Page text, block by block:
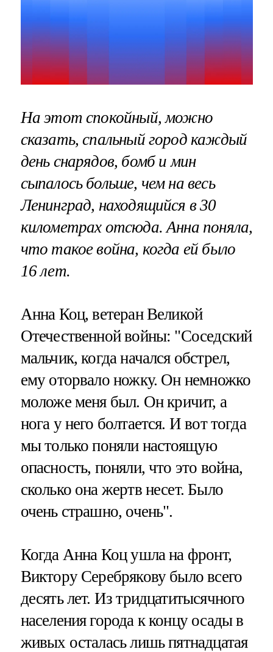
На этот спокойный, можно
сказать, спальный город каждый
день снарядов, бомб и мин
сыпалось больше, чем на весь
Ленинград, находящийся в 30
километрах отсюда. Анна поняла,
что такое война, когда ей было
16 лет.
Анна Коц, ветеран Великой
Отечественной войны: "Соседский
мальчик, когда начался обстрел,
ему оторвало ножку. Он немножко
моложе меня был. Он кричит, а
нога у него болтается. И вот тогда
мы только поняли настоящую
опасность, поняли, что это война,
сколько она жертв несет. Было
очень страшно, очень".
Когда Анна Коц ушла на фронт,
Виктору Серебрякову было всего
десять лет. Из тридцатитысячного
населения города к концу осады в
живых осталась лишь пятнадцатая